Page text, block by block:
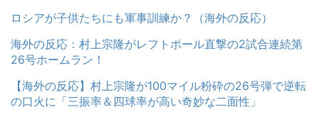
ロシアが子供たちにも軍事訓練か？（海外の反応）
海外の反応：村上宗隆がレフトポール直撃の2試合連続第
26号ホームラン！
【海外の反応】村上宗隆が100マイル粉砕の26号弾で逆転
の口火に「三振率＆四球率が高い奇妙な二面性」